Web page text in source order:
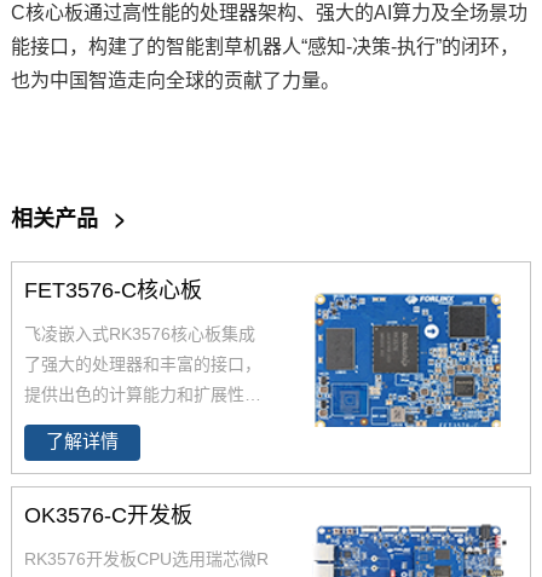
C核心板通过高性能的处理器架构、强大的AI算力及全场景功
能接口，构建了的智能割草机器人“感知-决策-执行”的闭环，
也为中国智造走向全球的贡献了力量。
相关产品 >
FET3576-C核心板
飞凌嵌入式RK3576核心板集成
了强大的处理器和丰富的接口，
提供出色的计算能力和扩展性。
RK3576核心板以其卓越的性
能、低功耗和稳定性，成为工
业、AIoT、边缘计算、智能移动
终端等领域的理想选择。无论是
了解详情
OK3576-C开发板
RK3576开发板CPU选用瑞芯微R